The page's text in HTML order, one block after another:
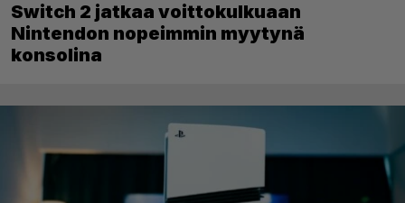
Switch 2 jatkaa voittokulkuaan
Nintendon nopeimmin myytynä
konsolina